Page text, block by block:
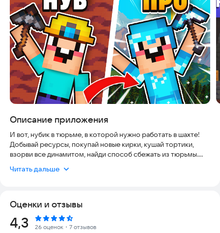
Описание приложения
И вот, нубик в тюрьме, в которой нужно работать в шахте!
Добывай ресурсы, покупай новые кирки, кушай тортики,
взорви все динамитом, найди способ сбежать из тюрьмы.
- Несколько видов торговцев, которые покупают и продают
- Возможность прокачки персонажа Нубика
- 2 уникальные концовки (2 варианта побега)
- Генератор шахт, прокачивай его и добывай больше
Читать дальше
Оценки и отзывы
Рейтинг:
4,3 26 оценок ・7 отзывов